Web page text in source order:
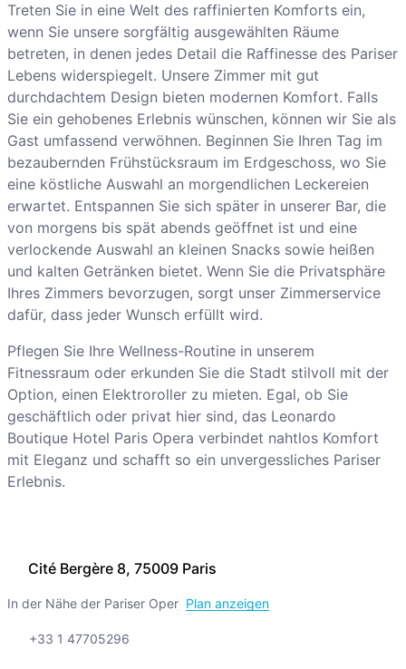
Cité Bergère 8, 75009 Paris
In der Nähe der Pariser Oper Plan anzeigen
+33 1 47705296
Treten Sie in eine Welt des raffinierten Komforts ein,
wenn Sie unsere sorgfältig ausgewählten Räume
betreten, in denen jedes Detail die Raffinesse des Pariser
Lebens widerspiegelt. Unsere Zimmer mit gut
durchdachtem Design bieten modernen Komfort. Falls
Sie ein gehobenes Erlebnis wünschen, können wir Sie als
Gast umfassend verwöhnen. Beginnen Sie Ihren Tag im
bezaubernden Frühstücksraum im Erdgeschoss, wo Sie
eine köstliche Auswahl an morgendlichen Leckereien
erwartet. Entspannen Sie sich später in unserer Bar, die
von morgens bis spät abends geöffnet ist und eine
verlockende Auswahl an kleinen Snacks sowie heißen
und kalten Getränken bietet. Wenn Sie die Privatsphäre
Ihres Zimmers bevorzugen, sorgt unser Zimmerservice
dafür, dass jeder Wunsch erfüllt wird.
Pflegen Sie Ihre Wellness-Routine in unserem
Fitnessraum oder erkunden Sie die Stadt stilvoll mit der
Option, einen Elektroroller zu mieten. Egal, ob Sie
geschäftlich oder privat hier sind, das Leonardo
Boutique Hotel Paris Opera verbindet nahtlos Komfort
mit Eleganz und schafft so ein unvergessliches Pariser
Erlebnis.